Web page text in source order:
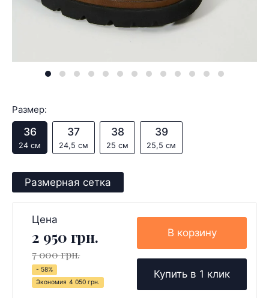
Размер:
36
24 см
37
24,5 см
38
25 см
39
25,5 см
Размерная сетка
Цена
2 950 грн.
7 000 грн.
- 58%
Экономия 4 050 грн.
В корзину
Купить в 1 клик